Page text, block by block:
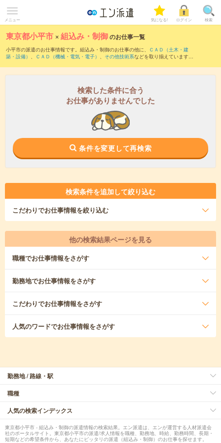
メニュー 気になる! ログイン 検索
東京都小平市 ×組込み・制御のお仕事一覧
小平市の派遣のお仕事情報です。組込み・制御のお仕事の他に、
ＣＡＤ（土木・建
築・設備） 、 ＣＡＤ（機械・電気・電子） 、 その他技術系などを取り揃えています。
検索した条件に合う
お仕事がありませんでした
条件を変更して再検索
検索条件を追加して絞り込む
こだわりでお仕事情報を絞り込む
他の検索結果ページを見る
職種でお仕事情報をさがす
勤務地でお仕事情報をさがす
こだわりでお仕事情報をさがす
人気のワードでお仕事情報をさがす
勤務地 / 路線・駅
職種
人気の検索インデックス
東京都小平市 - 組込み・制御の派遣情報の検索結果。エン派遣は、エンが運営する人材派遣会
社のポータルサイト。東京都小平市の派遣/求人情報を職種、勤務地、時給、勤務時間、長期・
短期などの希望条件から、あなたにピッタリの派遣（組込み・制御）のお仕事を探せます。